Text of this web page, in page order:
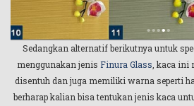
Sedangkan alternatif berikutnya untuk
menggunakan jenis Finura Glass , kaca
disentuh dan juga memiliki warna seperti
berharap kalian bisa tentukan jenis kaca